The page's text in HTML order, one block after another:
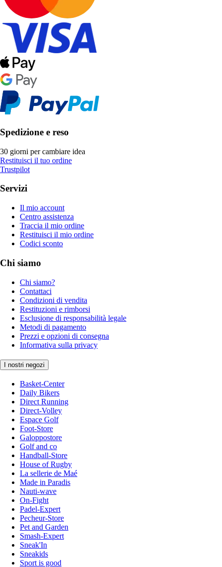
Spedizione e reso
30 giorni per cambiare idea
Restituisci il tuo ordine
Trustpilot
Servizi
Il mio account
Centro assistenza
Traccia il mio ordine
Restituisci il mio ordine
Codici sconto
Chi siamo
Chi siamo?
Contattaci
Condizioni di vendita
Restituzioni e rimborsi
Esclusione di responsabilità legale
Metodi di pagamento
Prezzi e opzioni di consegna
Informativa sulla privacy
I nostri negozi
Basket-Center
Daily Bikers
Direct Running
Direct-Volley
Espace Golf
Foot-Store
Galoppostore
Golf and co
Handball-Store
House of Rugby
La sellerie de Maé
Made in Paradis
Nauti-wave
On-Fight
Padel-Expert
Pecheur-Store
Pet and Garden
Smash-Expert
Sneak'In
Sneakids
Sport is good